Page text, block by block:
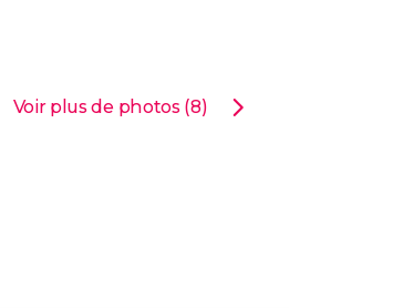
Voir plus de photos (8)